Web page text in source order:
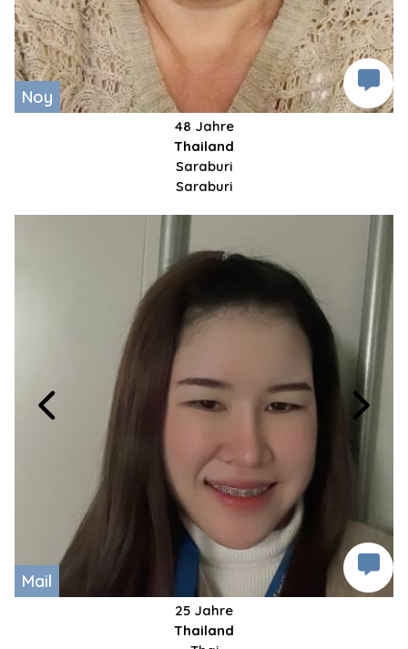
Noy
48 Jahre
Thailand
Saraburi
Saraburi
Mail
25 Jahre
Thailand